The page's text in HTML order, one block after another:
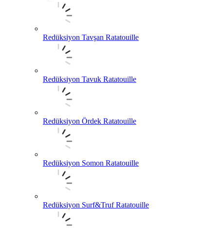
Redüksiyon Tavşan Ratatouille
Redüksiyon Tavuk Ratatouille
Redüksiyon Ördek Ratatouille
Redüksiyon Somon Ratatouille
Redüksiyon Surf&Truf Ratatouille